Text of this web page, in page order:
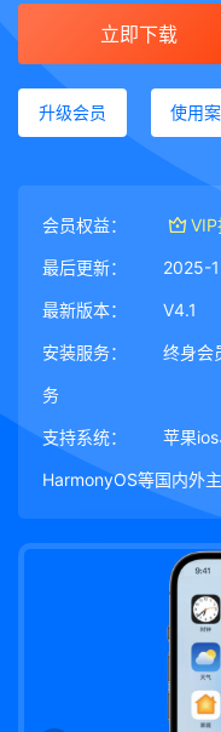
立即下载
升级会员 使用
会员权益： VIP
最后更新： 2025-
最新版本： V4.1
安装服务： 终身会
务
支持系统： 苹果
HarmonyOS等国内外